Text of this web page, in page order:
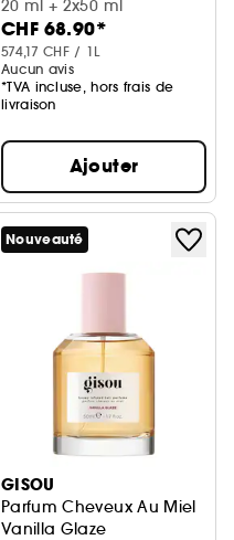
20 ml + 2x50 ml
CHF 68.90*
574,17 CHF / 1L
Aucun avis
*TVA incluse, hors frais de
livraison
Ajouter
Nouveauté
GISOU
Parfum Cheveux Au Miel
Vanilla Glaze